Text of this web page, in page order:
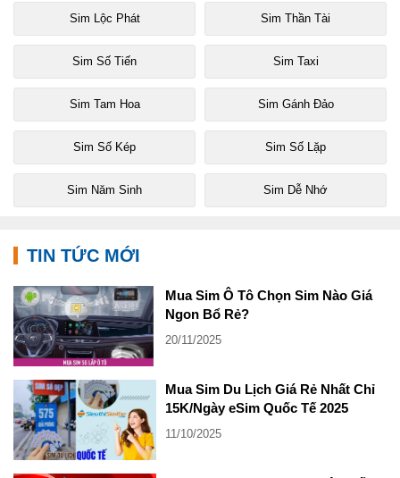
Sim Lộc Phát Sim Thần Tài
Sim Số Tiến Sim Taxi
Sim Tam Hoa Sim Gánh Đảo
Sim Số Kép Sim Số Lặp
Sim Năm Sinh Sim Dễ Nhớ
TIN TỨC MỚI
Mua Sim Ô Tô Chọn Sim Nào Giá
Ngon Bổ Rẻ?
20/11/2025
Mua Sim Du Lịch Giá Rẻ Nhất Chỉ
15K/Ngày eSim Quốc Tế 2025
11/10/2025